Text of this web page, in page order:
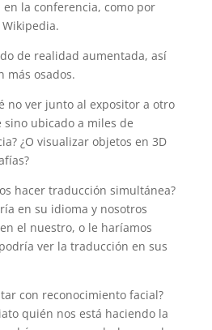
la conferencia, como por
de realidad aumentada, así
más osados.
no ver junto al expositor a otro
ubicado a miles de
¿O visualizar objetos en 3D
hacer traducción simultánea?
en su idioma y nosotros
el nuestro, o le haríamos
ver la traducción en sus
con reconocimiento facial?
quién nos está haciendo la